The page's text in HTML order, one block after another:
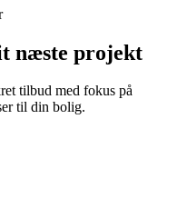
næste projekt
tilbud med fokus på
til din bolig.